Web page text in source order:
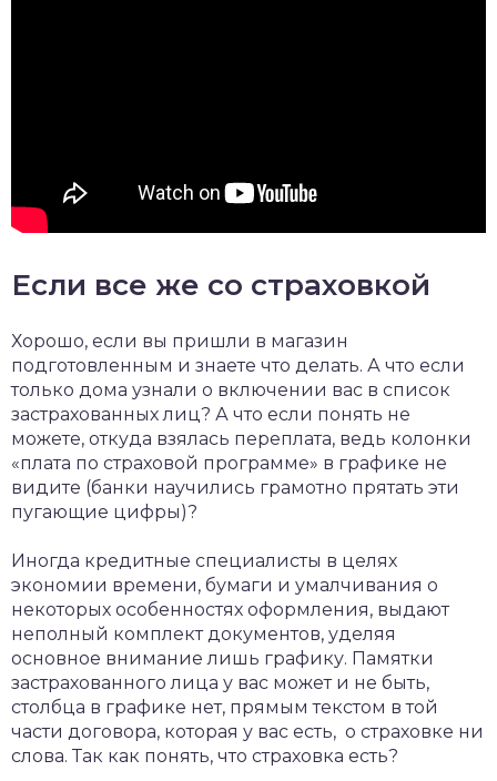
Если все же со страховкой
Хорошо, если вы пришли в магазин
подготовленным и знаете что делать. А что если
только дома узнали о включении вас в список
застрахованных лиц? А что если понять не
можете, откуда взялась переплата, ведь колонки
«плата по страховой программе» в графике не
видите (банки научились грамотно прятать эти
пугающие цифры)?
Иногда кредитные специалисты в целях
экономии времени, бумаги и умалчивания о
некоторых особенностях оформления, выдают
неполный комплект документов, уделяя
основное внимание лишь графику. Памятки
застрахованного лица у вас может и не быть,
столбца в графике нет, прямым текстом в той
части договора, которая у вас есть, о страховке ни
слова. Так как понять, что страховка есть?